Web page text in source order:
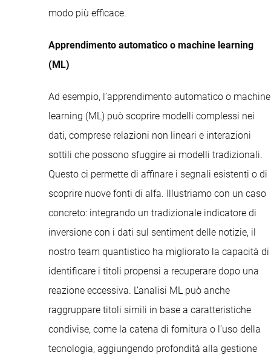
modo più efficace.
Apprendimento automatico o machine learning
(ML)
Ad esempio, l’apprendimento automatico o machine
learning (ML) può scoprire modelli complessi nei
dati, comprese relazioni non lineari e interazioni
sottili che possono sfuggire ai modelli tradizionali.
Questo ci permette di affinare i segnali esistenti o di
scoprire nuove fonti di alfa. Illustriamo con un caso
concreto: integrando un tradizionale indicatore di
inversione con i dati sul sentiment delle notizie, il
nostro team quantistico ha migliorato la capacità di
identificare i titoli propensi a recuperare dopo una
reazione eccessiva. L’analisi ML può anche
raggruppare titoli simili in base a caratteristiche
condivise, come la catena di fornitura o l’uso della
tecnologia, aggiungendo profondità alla gestione